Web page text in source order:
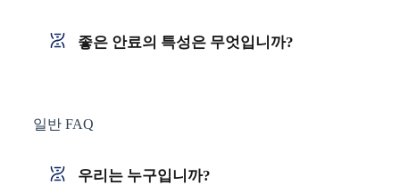
좋은 안료의 특성은 무엇입니까?
일반 FAQ
우리는 누구입니까?